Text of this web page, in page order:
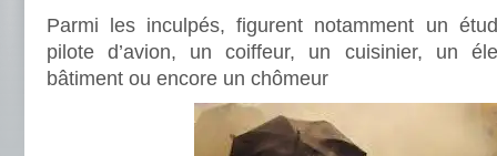
Parmi les inculpés, figurent notamment un
pilote d’avion, un coiffeur, un cuisinier, un
bâtiment ou encore un chômeur